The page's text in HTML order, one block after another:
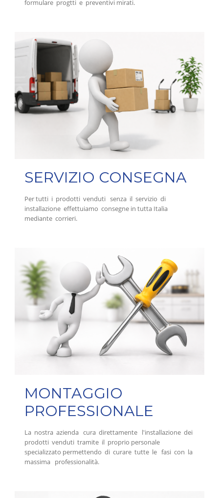
formulare progtti e preventivi mirati.
SERVIZIO CONSEGNA
Per tutti i prodotti venduti senza il servizio di
installazione effettuiamo consegne in tutta Italia
mediante corrieri.
MONTAGGIO
PROFESSIONALE
La nostra azienda cura direttamente l'installazione dei
prodotti venduti tramite il proprio personale
specializzato permettendo di curare tutte le fasi con la
massima professionalità.